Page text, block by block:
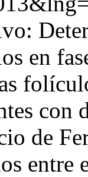
en
de
entre